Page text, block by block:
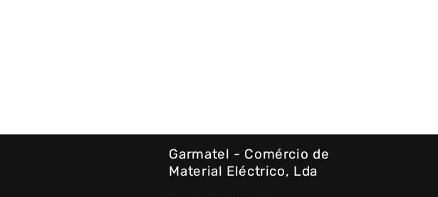
Garmatel - Comércio de
Material Eléctrico, Lda